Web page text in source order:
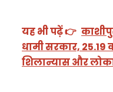
यह भी पढ़ें 👉
धामी सरकार,
शिलान्यास और